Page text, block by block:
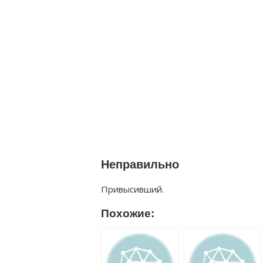
Неправильно
Привысивший.
Похожие: